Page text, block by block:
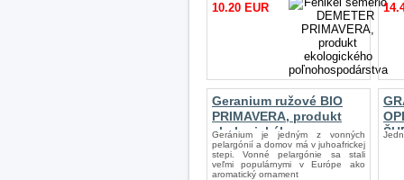
10.20 EUR
Geranium ružové BIO
PRIMAVERA, produkt
ekologického
poľnohospodárstva
Geránium je jedným z vonných
pelargónií a domov má v juhoafrickej
stepi. Vonné pelargónie sa stali
veľmi populárnymi v Európe ako
aromatický ornament